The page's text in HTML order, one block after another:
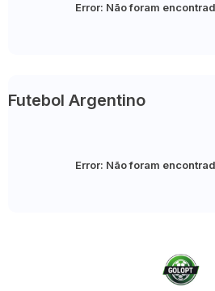
Error: Não foram
Futebol Argentino
Error: Não foram